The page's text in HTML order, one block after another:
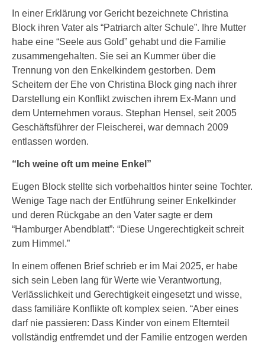
In einer Erklärung vor Gericht bezeichnete Christina
Block ihren Vater als “Patriarch alter Schule”. Ihre Mutter
habe eine “Seele aus Gold” gehabt und die Familie
zusammengehalten. Sie sei an Kummer über die
Trennung von den Enkelkindern gestorben. Dem
Scheitern der Ehe von Christina Block ging nach ihrer
Darstellung ein Konflikt zwischen ihrem Ex-Mann und
dem Unternehmen voraus. Stephan Hensel, seit 2005
Geschäftsführer der Fleischerei, war demnach 2009
entlassen worden.
“Ich weine oft um meine Enkel”
Eugen Block stellte sich vorbehaltlos hinter seine Tochter.
Wenige Tage nach der Entführung seiner Enkelkinder
und deren Rückgabe an den Vater sagte er dem
“Hamburger Abendblatt”: “Diese Ungerechtigkeit schreit
zum Himmel.”
In einem offenen Brief schrieb er im Mai 2025, er habe
sich sein Leben lang für Werte wie Verantwortung,
Verlässlichkeit und Gerechtigkeit eingesetzt und wisse,
dass familiäre Konflikte oft komplex seien. “Aber eines
darf nie passieren: Dass Kinder von einem Elternteil
vollständig entfremdet und der Familie entzogen werden